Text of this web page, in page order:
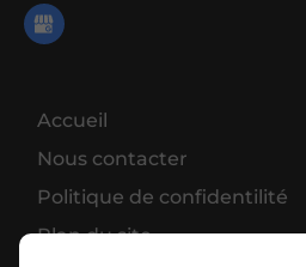
Accueil
Nous contacter
Politique de confidentilité
Plan du site